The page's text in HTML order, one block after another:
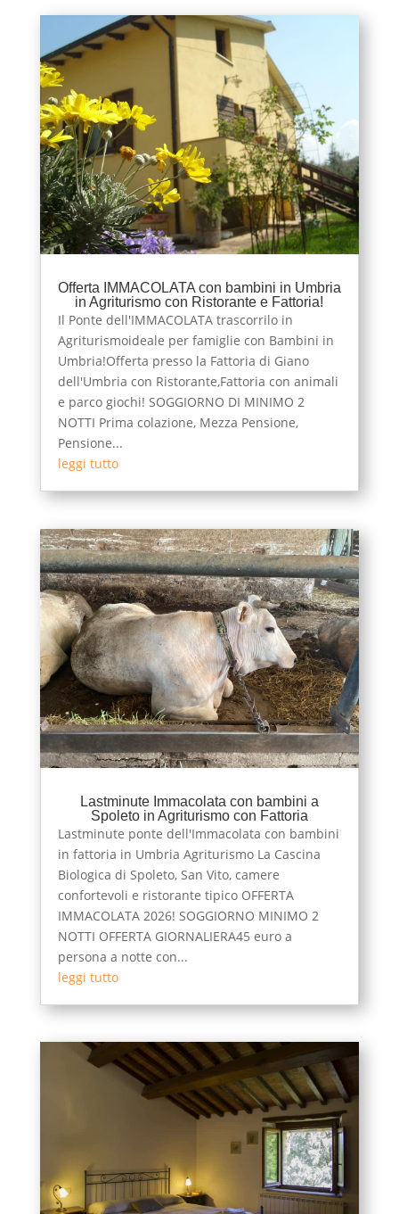
Offerta IMMACOLATA con bambini in Umbria
in Agriturismo con Ristorante e Fattoria!
Il Ponte dell'IMMACOLATA trascorrilo in
Agriturismoideale per famiglie con Bambini in
Umbria!Offerta presso la Fattoria di Giano
dell'Umbria con Ristorante,Fattoria con animali
e parco giochi! SOGGIORNO DI MINIMO 2
NOTTI Prima colazione, Mezza Pensione,
Pensione...
leggi tutto
Lastminute Immacolata con bambini a
Spoleto in Agriturismo con Fattoria
Lastminute ponte dell'Immacolata con bambini
in fattoria in Umbria Agriturismo La Cascina
Biologica di Spoleto, San Vito, camere
confortevoli e ristorante tipico OFFERTA
IMMACOLATA 2026! SOGGIORNO MINIMO 2
NOTTI OFFERTA GIORNALIERA45 euro a
persona a notte con...
leggi tutto